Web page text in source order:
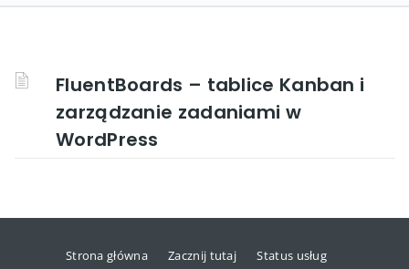
FluentBoards – tablice Kanban i
zarządzanie zadaniami w
WordPress
Strona główna Zacznij tutaj
Status usług